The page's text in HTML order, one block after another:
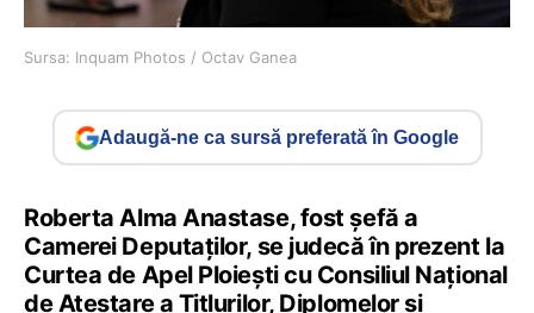
Sursa: Inquam Photos / Octav Ganea
Adaugă-ne ca sursă preferată în Google
Roberta Alma Anastase, fost șefă a
Camerei Deputaților, se judecă în prezent la
Curtea de Apel Ploiești cu Consiliul Național
de Atestare a Titlurilor, Diplomelor si